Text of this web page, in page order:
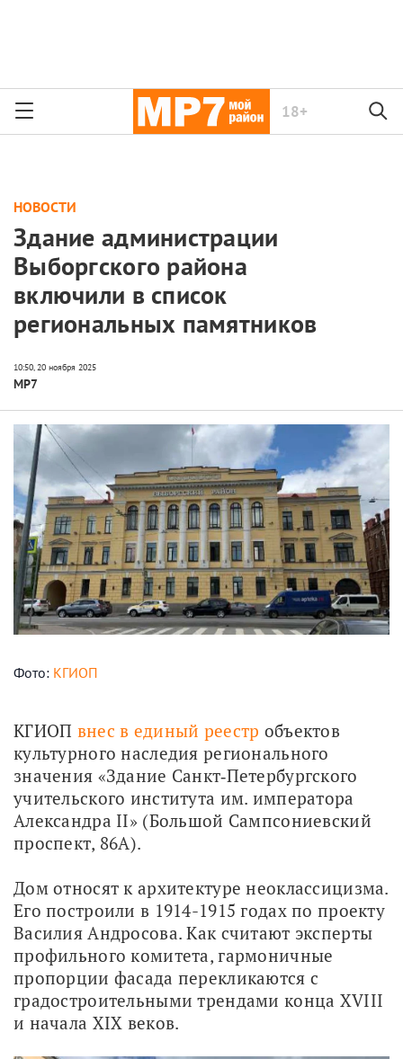
18+
НОВОСТИ
Здание администрации
Выборгского района
включили в список
региональных памятников
МР7
Фото: КГИОП
КГИОП внес в единый реестр объектов
культурного наследия регионального
значения «Здание Санкт‑Петербургского
учительского института им. императора
Александра II» (Большой Сампсониевский
проспект, 86А).
Дом относят к архитектуре неоклассицизма.
Его построили в 1914-1915 годах по проекту
Василия Андросова. Как считают эксперты
профильного комитета, гармоничные
пропорции фасада перекликаются с
градостроительными трендами конца XVIII
и начала XIX веков.